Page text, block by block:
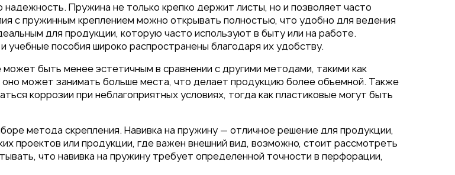
Пружина не только крепко держит листы, но и позволяет часто
с пружинным креплением можно открывать полностью, что удобно для ведения
для продукции, которую часто используют в быту или на работе.
пособия широко распространены благодаря их удобству.
быть менее эстетичным в сравнении с другими методами, такими как
может занимать больше места, что делает продукцию более объемной. Также
коррозии при неблагоприятных условиях, тогда как пластиковые могут быть
метода скрепления. Навивка на пружину — отличное решение для продукции,
проектов или продукции, где важен внешний вид, возможно, стоит рассмотреть
что навивка на пружину требует определенной точности в перфорации,